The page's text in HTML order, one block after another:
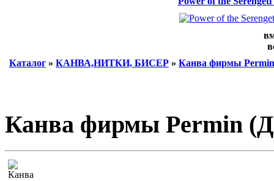
Каталог » КАНВА,НИТКИ, БИСЕР » Канва фирмы
Канва фирмы Permin